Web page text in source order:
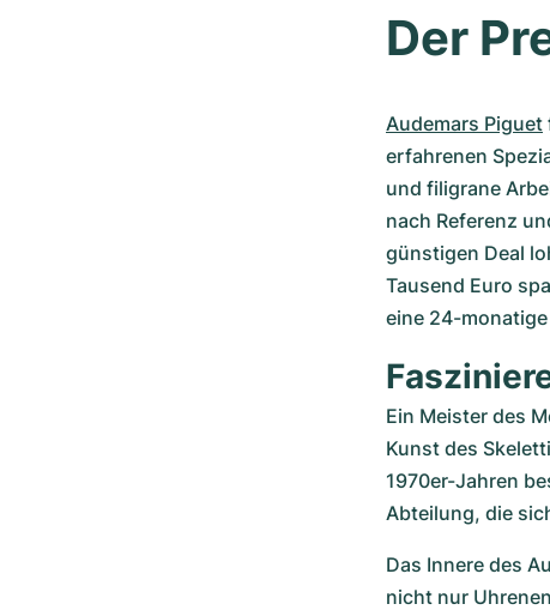
Der
Audemars Piguet
erfahrenen
und filigrane
nach Referenz
günstigen Deal
Tausend Euro
eine 24-
Ein Meister des
Kunst des
1970er-Jahren
Abteilung, die
Das Innere des
nicht nur